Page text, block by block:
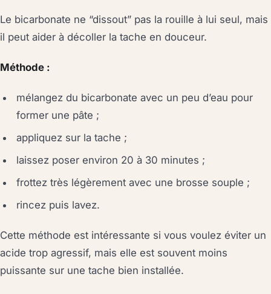
Le bicarbonate ne “dissout” pas la rouille à lui seul, mais
il peut aider à décoller la tache en douceur.
Méthode :
mélangez du bicarbonate avec un peu d’eau pour
former une pâte ;
appliquez sur la tache ;
laissez poser environ 20 à 30 minutes ;
frottez très légèrement avec une brosse souple ;
rincez puis lavez.
Cette méthode est intéressante si vous voulez éviter un
acide trop agressif, mais elle est souvent moins
puissante sur une tache bien installée.